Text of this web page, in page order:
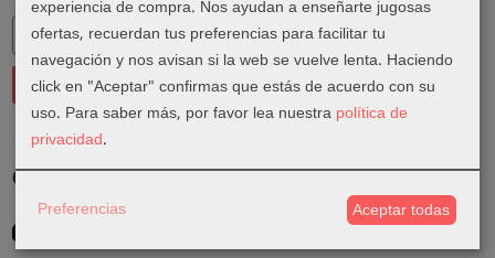
Costes de Envío
GRATIS *
Consultar Destinos
experiencia de compra. Nos ayudan a enseñarte jugosas
ofertas, recuerdan tus preferencias para facilitar tu
navegación y nos avisan si la web se vuelve lenta. Haciendo
click en "Aceptar" confirmas que estás de acuerdo con su
uso. Para saber más, por favor lea nuestra política de
privacidad.
Preferencias Aceptar todas